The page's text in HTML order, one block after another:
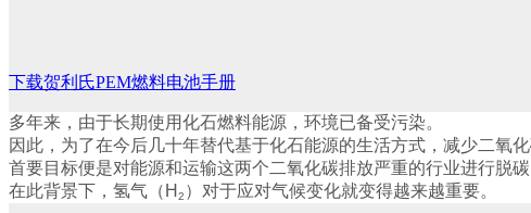
下载贺利氏PEM燃料电池手册
多年来，由于长期使用化石燃料能源，环境已备受污染。
因此，为了在今后几十年替代基于化石能源的生活方式，减少二氧
首要目标便是对能源和运输这两个二氧化碳排放严重的行业进行脱碳
在此背景下，氢气（ H 2 ）对于应对气候变化就变得越来越重要。